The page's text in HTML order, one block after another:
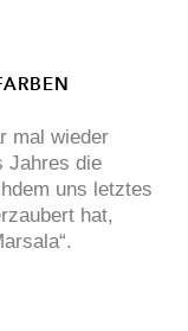
mal wieder
Jahres die
uns letztes
hat,